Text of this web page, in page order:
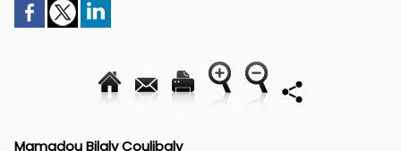
Mamadou Bilaly Coulibaly